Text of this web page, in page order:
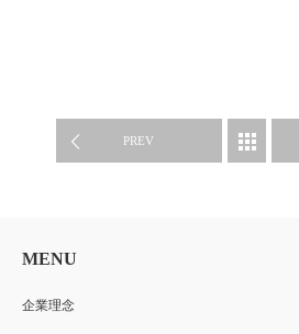
PREV
CASE STUDY
MENU
企業理念